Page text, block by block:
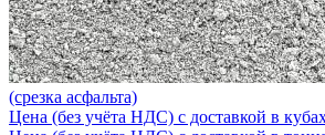
(срезка асфальта)
Цена (без учёта НДС) с доставкой в